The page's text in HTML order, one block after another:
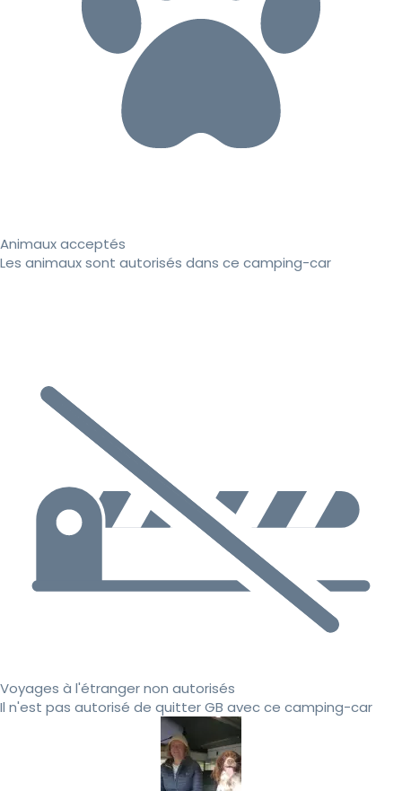
Animaux acceptés
Les animaux sont autorisés dans ce camping-car
Voyages à l'étranger non autorisés
Il n'est pas autorisé de quitter GB avec ce camping-car